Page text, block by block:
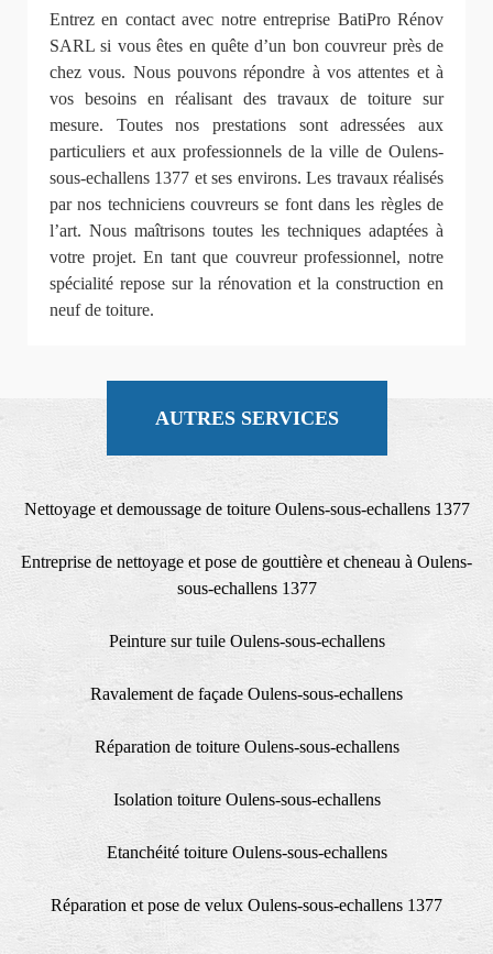
Entrez en contact avec notre entreprise BatiPro Rénov
SARL si vous êtes en quête d’un bon couvreur près de
chez vous. Nous pouvons répondre à vos attentes et à
vos besoins en réalisant des travaux de toiture sur
mesure. Toutes nos prestations sont adressées aux
particuliers et aux professionnels de la ville de Oulens-
sous-echallens 1377 et ses environs. Les travaux réalisés
par nos techniciens couvreurs se font dans les règles de
l’art. Nous maîtrisons toutes les techniques adaptées à
votre projet. En tant que couvreur professionnel, notre
spécialité repose sur la rénovation et la construction en
neuf de toiture.
AUTRES SERVICES
Nettoyage et demoussage de toiture Oulens-sous-echallens 1377
Entreprise de nettoyage et pose de gouttière et cheneau à Oulens-
sous-echallens 1377
Peinture sur tuile Oulens-sous-echallens
Ravalement de façade Oulens-sous-echallens
Réparation de toiture Oulens-sous-echallens
Isolation toiture Oulens-sous-echallens
Etanchéité toiture Oulens-sous-echallens
Réparation et pose de velux Oulens-sous-echallens 1377